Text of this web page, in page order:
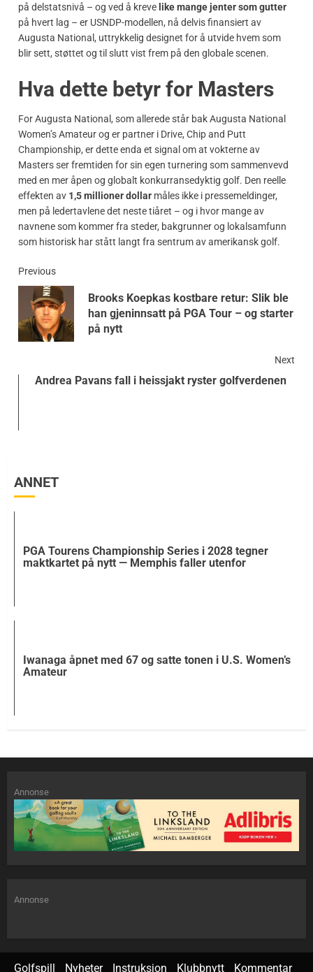
på delstatsnivå – og ved å kreve like mange jenter som gutter
på hvert lag – er USNDP-modellen, nå delvis finansiert av
Augusta National, uttrykkelig designet for å utvide hvem som
blir sett, støttet og til slutt vist frem på den globale scenen.
Hva dette betyr for Masters
For Augusta National, som allerede står bak Augusta National
Women’s Amateur og er partner i Drive, Chip and Putt
Championship, er dette enda et signal om at vokterne av
Masters ser fremtiden for sin egen turnering som sammenvevd
med en mer åpen og globalt konkurransedyktig golf. Den reelle
effekten av 1,5 millioner dollar måles ikke i pressemeldinger,
men på ledertavlene det neste tiåret – og i hvor mange av
navnene som kommer fra steder, bakgrunner og lokalsamfunn
som historisk har stått langt fra sentrum av amerikansk golf.
Previous
Brooks Koepkas kostbare retur: Slik ble
han gjeninnsatt på PGA Tour – og starter
på nytt
Next
Andrea Pavans fall i heissjakt ryster golfverdenen
ANNET
PGA Tourens Championship Series i 2028 tegner
maktkartet på nytt — Memphis faller utenfor
Iwanaga åpnet med 67 og satte tonen i U.S. Women’s
Amateur
Annonse
Annonse
Golfspill Nyheter Instruksjon Klubbnytt Kommentar